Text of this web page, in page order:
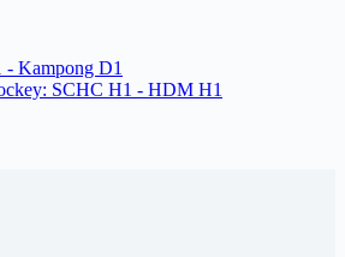
Kampong D1
SCHC H1 - HDM H1